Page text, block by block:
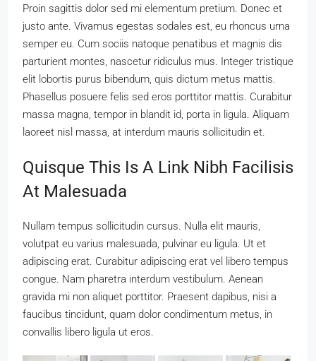
Proin sagittis dolor sed mi elementum pretium. Donec et
justo ante. Vivamus egestas sodales est, eu rhoncus urna
semper eu. Cum sociis natoque penatibus et magnis dis
parturient montes, nascetur ridiculus mus. Integer tristique
elit lobortis purus bibendum, quis dictum metus mattis.
Phasellus posuere felis sed eros porttitor mattis. Curabitur
massa magna, tempor in blandit id, porta in ligula. Aliquam
laoreet nisl massa, at interdum mauris sollicitudin et.
Quisque This Is A Link Nibh Facilisis
At Malesuada
Nullam tempus sollicitudin cursus. Nulla elit mauris,
volutpat eu varius malesuada, pulvinar eu ligula. Ut et
adipiscing erat. Curabitur adipiscing erat vel libero tempus
congue. Nam pharetra interdum vestibulum. Aenean
gravida mi non aliquet porttitor. Praesent dapibus, nisi a
faucibus tincidunt, quam dolor condimentum metus, in
convallis libero ligula ut eros.